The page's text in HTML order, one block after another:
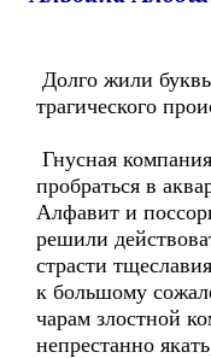
Долго жили
трагического
Гнусная
пробраться в
Алфавит и
решили
страсти
к большому
чарам злостной
непрестанно